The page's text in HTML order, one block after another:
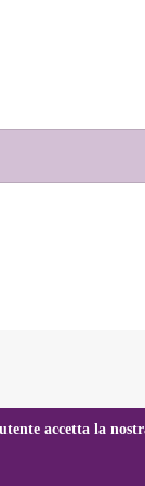
accetta la